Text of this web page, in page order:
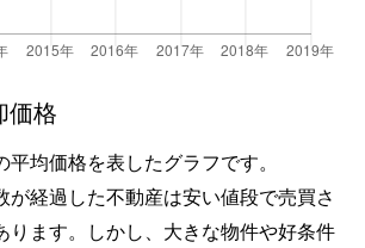
価格
均価格を表したグラフです。
が経過した不動産は安い値段で売買さ
ります。しかし、大きな物件や好条件